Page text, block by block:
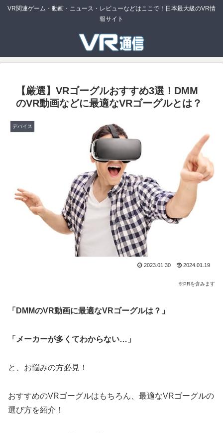
VR関連ゲーム・動画・ニュース・レビューなどはここで！日本最大級のVR情
報サイト
【厳選】VRゴーグルおすすめ3選！DMM
のVR動画などに最適なVRゴーグルとは？
デバイス
2023.01.30 2024.01.19
※PRを含みます
「DMMのVR動画に最適なVRゴーグルは？」
「メーカーが多くてわからない…」
と、お悩みの方必見！
おすすめのVRゴーグルはもちろん、最適なVRゴーグルの
選び方を紹介！